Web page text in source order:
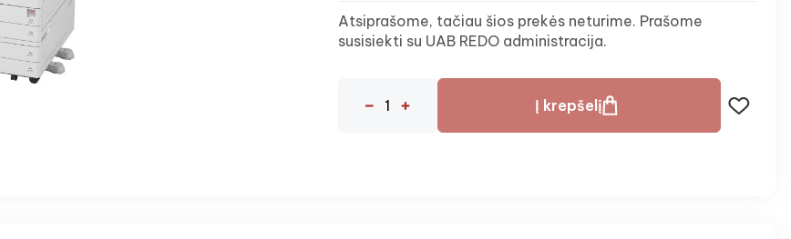
Atsiprašome, tačiau šios prekės neturime. Prašome
susisiekti su UAB REDO administracija.
Į krepšelį